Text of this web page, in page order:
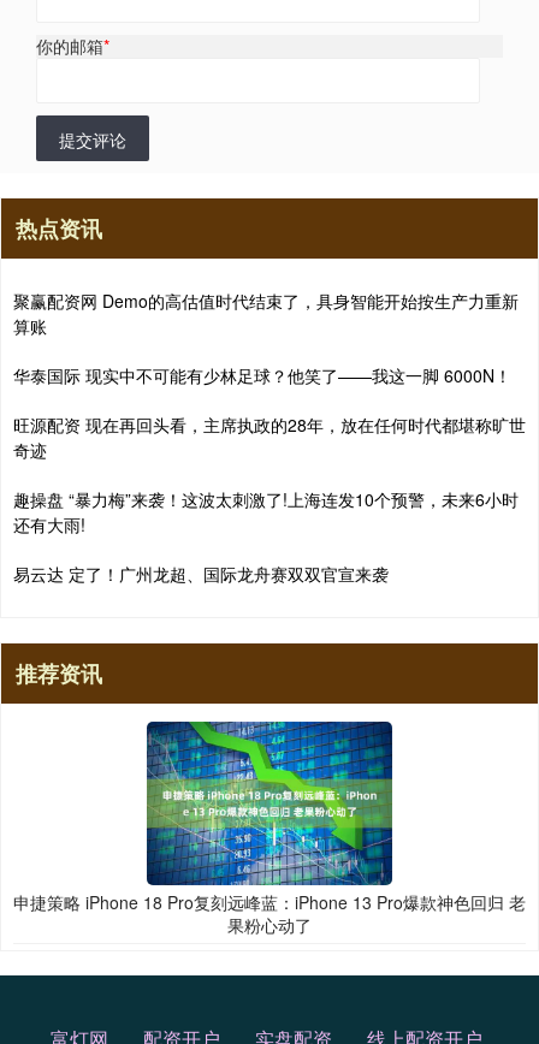
你的邮箱*
提交评论
热点资讯
聚赢配资网 Demo的高估值时代结束了，具身智能开始按生产力重新
算账
华泰国际 现实中不可能有少林足球？他笑了——我这一脚 6000N！
旺源配资 现在再回头看，主席执政的28年，放在任何时代都堪称旷世
奇迹
趣操盘 “暴力梅”来袭！这波太刺激了!上海连发10个预警，未来6小时
还有大雨!
易云达 定了！广州龙超、国际龙舟赛双双官宣来袭
推荐资讯
申捷策略 iPhone 18 Pro复刻远峰蓝：iPhone 13 Pro爆款神色回归 老
果粉心动了